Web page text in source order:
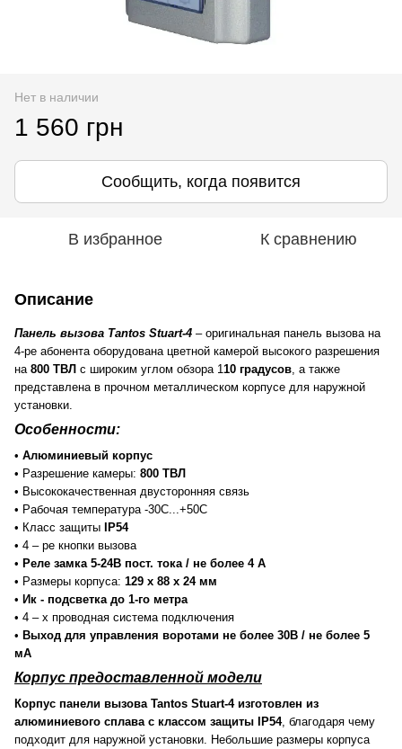
Нет в наличии
1 560 грн
Сообщить, когда появится
В избранное К сравнению
Описание
Панель вызова Tantos Stuart-4 – оригинальная панель вызова на
4-ре абонента оборудована цветной камерой высокого разрешения
на 800 ТВЛ с широким углом обзора 110 градусов , а также
представлена в прочном металлическом корпусе для наружной
установки.
Особенности:
• Алюминиевый корпус
• Разрешение камеры: 800 ТВЛ
• Высококачественная двусторонняя связь
• Рабочая температура -30С...+50С
• Класс защиты IP54
• 4 – ре кнопки вызова
• Реле замка 5-24В пост. тока / не более 4 А
• Размеры корпуса: 129 х 88 х 24 мм
• Ик - подсветка до 1-го метра
• 4 – х проводная система подключения
• Выход для управления воротами не более 30В / не более 5
мА
Корпус предоставленной модели
Корпус панели вызова Tantos Stuart-4 изготовлен из
алюминиевого сплава с классом защиты IP54, благодаря чему
подходит для наружной установки. Небольшие размеры корпуса